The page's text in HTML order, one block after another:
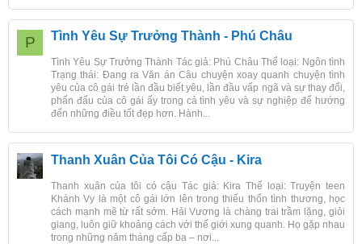
P Tình Yêu Sự Trưởng Thành - Phú Châu
Tình Yêu Sự Trưởng Thành Tác giả: Phú Châu Thể loại: Ngôn tình
Trạng thái: Đang ra Văn án Câu chuyện xoay quanh chuyện tình
yêu của cô gái trẻ lần đầu biết yêu, lần đầu vấp ngã và sự thay đổi,
phấn đấu của cô gái ấy trong cả tình yêu và sự nghiệp để hướng
đến những điều tốt đẹp hơn. Hành...
Thanh Xuân Của Tôi Có Cậu - Kira
Thanh xuân của tôi có cậu Tác giả: Kira Thể loại: Truyện teen
Khánh Vy là một cô gái lớn lên trong thiếu thốn tình thương, học
cách mạnh mẽ từ rất sớm. Hải Vương là chàng trai trầm lặng, giỏi
giang, luôn giữ khoảng cách với thế giới xung quanh. Họ gặp nhau
trong những năm tháng cấp ba – nơi...